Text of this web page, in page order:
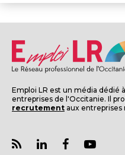
Emploi LR est un média dédié
entreprises de l'Occitanie. Il
recrutement aux entreprises